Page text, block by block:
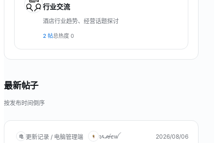
行业交流
酒店行业趋势、经营话题探讨
2 帖总热度 0
最新帖子
按发布时间倒序
电 更新记录 / 电脑管理端 ᝰꫛꫀꪝ 2026/08/06